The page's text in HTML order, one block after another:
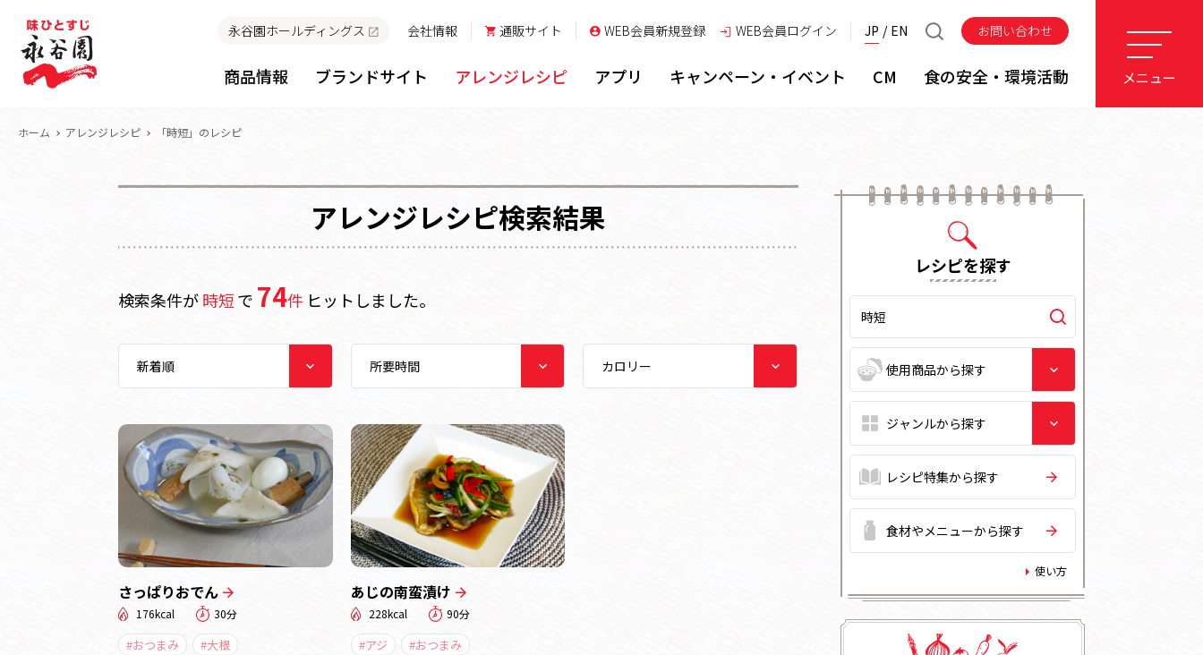
永谷園ホールディングス 会社情報 通販サイト WEB会員新規登録 WEB会員ログイン JP EN お問い合わせ
商品情報 ブランドサイト アレンジレシピ アプリ キャンペーン・イベント CM 食の安全・環境活動 メニュー
ホーム アレンジレシピ 「時短」のレシピ
アレンジレシピ検索結果
検索条件が時短で 74件 ヒットしました。
さっぱりおでん
176kcal 30分
#おつまみ #大根
あじの南蛮漬け
228kcal 90分
#アジ #おつまみ
レシピを探す
レシピ特集から探す
食材やメニューから探す
使い方